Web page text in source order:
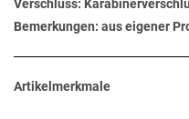
Verschluss:
Bemerkungen: aus eigener
Artikelmerkmale